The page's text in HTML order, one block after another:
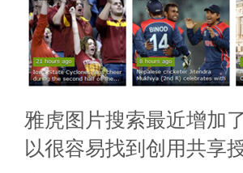
雅虎图片搜索最近增加
以很容易找到创用共享